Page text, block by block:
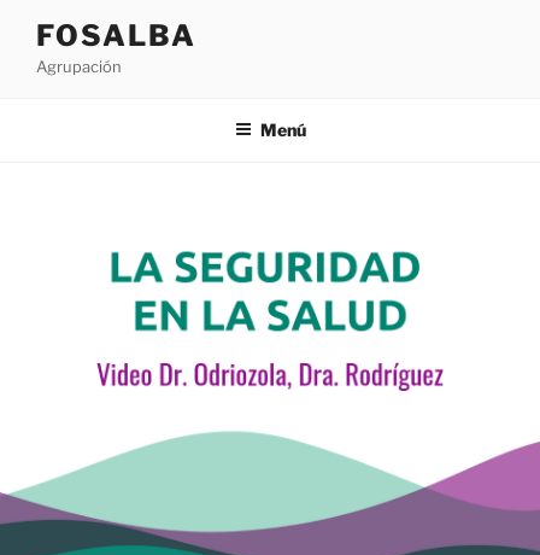
contenido
FOSALBA
Agrupación
Menú